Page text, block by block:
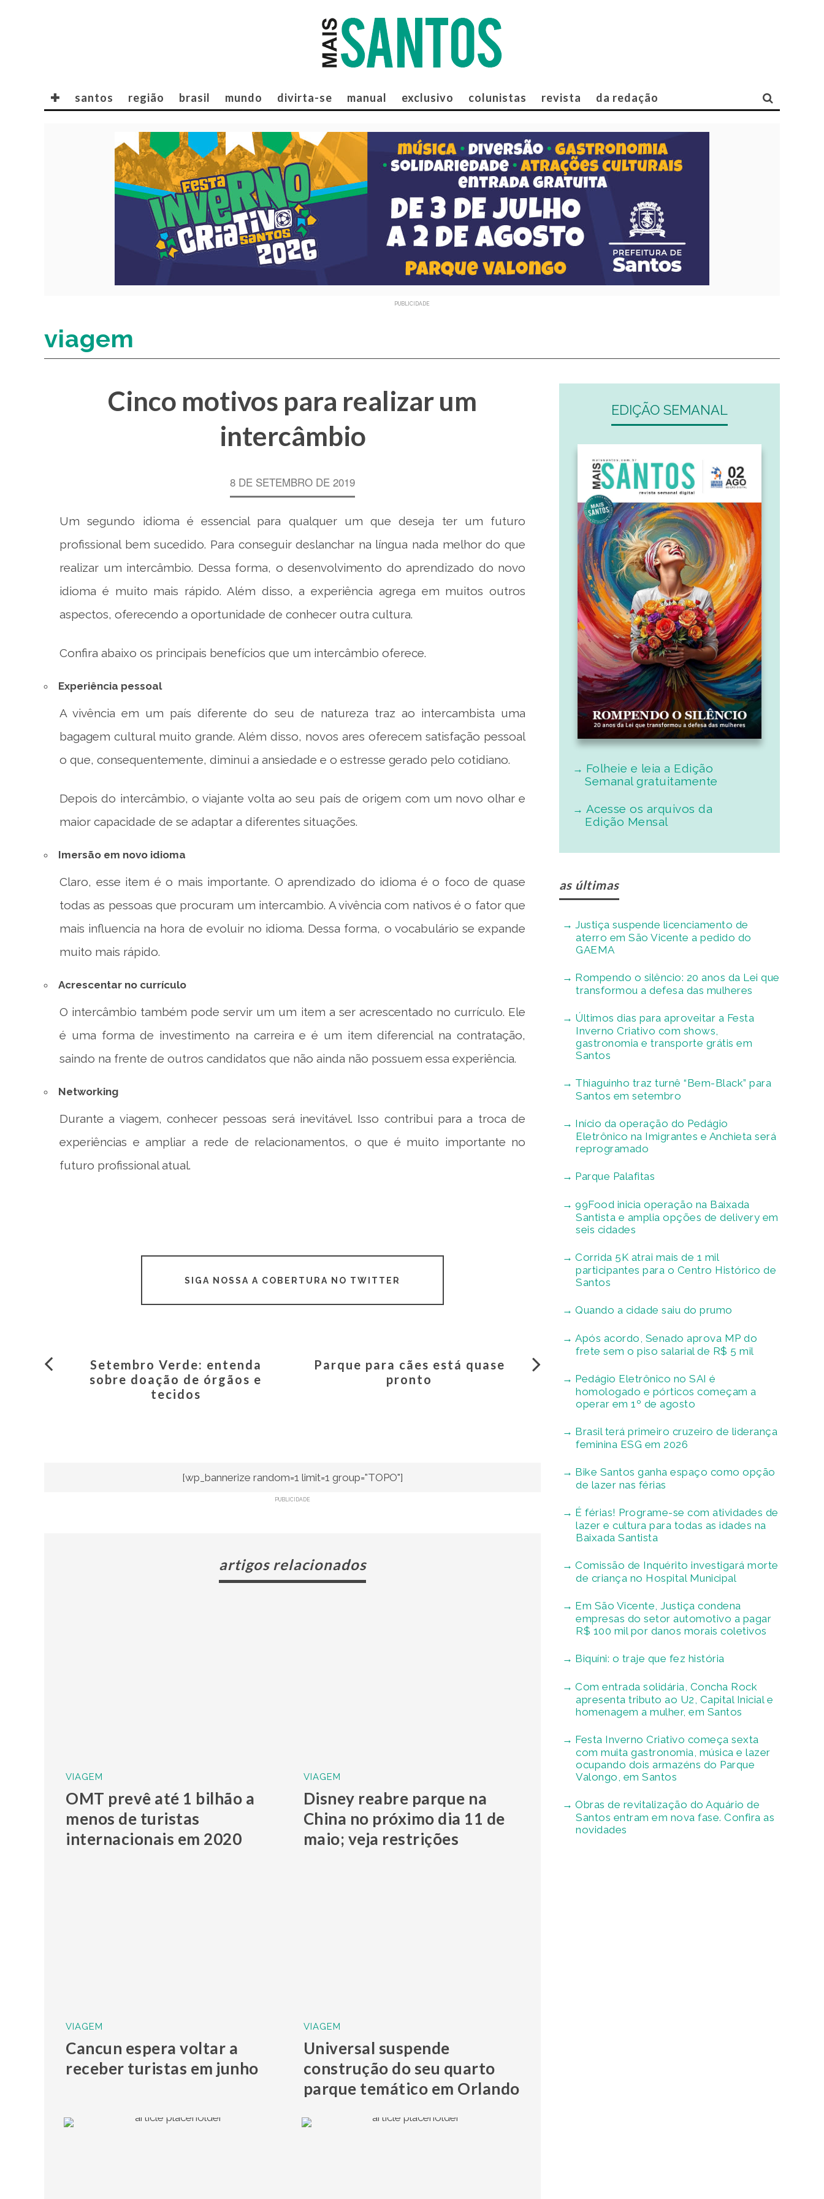
✚ santos região brasil mundo divirta-se manual exclusivo colunistas revista da redação
PUBLICIDADE
viagem
Cinco motivos para realizar um
intercâmbio
8 DE SETEMBRO DE 2019
Um segundo idioma é essencial para qualquer um que deseja ter um futuro
profissional bem sucedido. Para conseguir deslanchar na língua nada melhor do que
realizar um intercâmbio. Dessa forma, o desenvolvimento do aprendizado do novo
idioma é muito mais rápido. Além disso, a experiência agrega em muitos outros
aspectos, oferecendo a oportunidade de conhecer outra cultura.
Confira abaixo os principais benefícios que um intercâmbio oferece.
Experiência pessoal
A vivência em um país diferente do seu de natureza traz ao intercambista uma
bagagem cultural muito grande. Além disso, novos ares oferecem satisfação pessoal
o que, consequentemente, diminui a ansiedade e o estresse gerado pelo cotidiano.
Depois do intercâmbio, o viajante volta ao seu país de origem com um novo olhar e
maior capacidade de se adaptar a diferentes situações.
Imersão em novo idioma
Claro, esse item é o mais importante. O aprendizado do idioma é o foco de quase
todas as pessoas que procuram um intercambio. A vivência com nativos é o fator que
mais influencia na hora de evoluir no idioma. Dessa forma, o vocabulário se expande
muito mais rápido.
Acrescentar no currículo
O intercâmbio também pode servir um um item a ser acrescentado no currículo. Ele
é uma forma de investimento na carreira e é um item diferencial na contratação,
saindo na frente de outros candidatos que não ainda não possuem essa experiência.
Networking
Durante a viagem, conhecer pessoas será inevitável. Isso contribui para a troca de
experiências e ampliar a rede de relacionamentos, o que é muito importante no
futuro profissional atual.
SIGA NOSSA A COBERTURA NO TWITTER
Setembro Verde: entenda
sobre doação de órgãos e
tecidos
Parque para cães está quase
pronto
[wp_bannerize random=1 limit=1 group="TOPO"]
PUBLICIDADE
artigos relacionados
VIAGEM
OMT prevê até 1 bilhão a
menos de turistas
internacionais em 2020
VIAGEM
Disney reabre parque na
China no próximo dia 11 de
maio; veja restrições
VIAGEM
Cancun espera voltar a
receber turistas em junho
VIAGEM
Universal suspende
construção do seu quarto
parque temático em Orlando
EDIÇÃO SEMANAL
Folheie e leia a Edição
Semanal gratuitamente
Acesse os arquivos da
Edição Mensal
as últimas
Justiça suspende licenciamento de
aterro em São Vicente a pedido do
GAEMA
Rompendo o silêncio: 20 anos da Lei que
transformou a defesa das mulheres
Últimos dias para aproveitar a Festa
Inverno Criativo com shows,
gastronomia e transporte grátis em
Santos
Thiaguinho traz turnê “Bem-Black” para
Santos em setembro
Início da operação do Pedágio
Eletrônico na Imigrantes e Anchieta será
reprogramado
Parque Palafitas
99Food inicia operação na Baixada
Santista e amplia opções de delivery em
seis cidades
Corrida 5K atrai mais de 1 mil
participantes para o Centro Histórico de
Santos
Quando a cidade saiu do prumo
Após acordo, Senado aprova MP do
frete sem o piso salarial de R$ 5 mil
Pedágio Eletrônico no SAI é
homologado e pórticos começam a
operar em 1º de agosto
Brasil terá primeiro cruzeiro de liderança
feminina ESG em 2026
Bike Santos ganha espaço como opção
de lazer nas férias
É férias! Programe-se com atividades de
lazer e cultura para todas as idades na
Baixada Santista
Comissão de Inquérito investigará morte
de criança no Hospital Municipal
Em São Vicente, Justiça condena
empresas do setor automotivo a pagar
R$ 100 mil por danos morais coletivos
Biquíni: o traje que fez história
Com entrada solidária, Concha Rock
apresenta tributo ao U2, Capital Inicial e
homenagem a mulher, em Santos
Festa Inverno Criativo começa sexta
com muita gastronomia, música e lazer
ocupando dois armazéns do Parque
Valongo, em Santos
Obras de revitalização do Aquário de
Santos entram em nova fase. Confira as
novidades